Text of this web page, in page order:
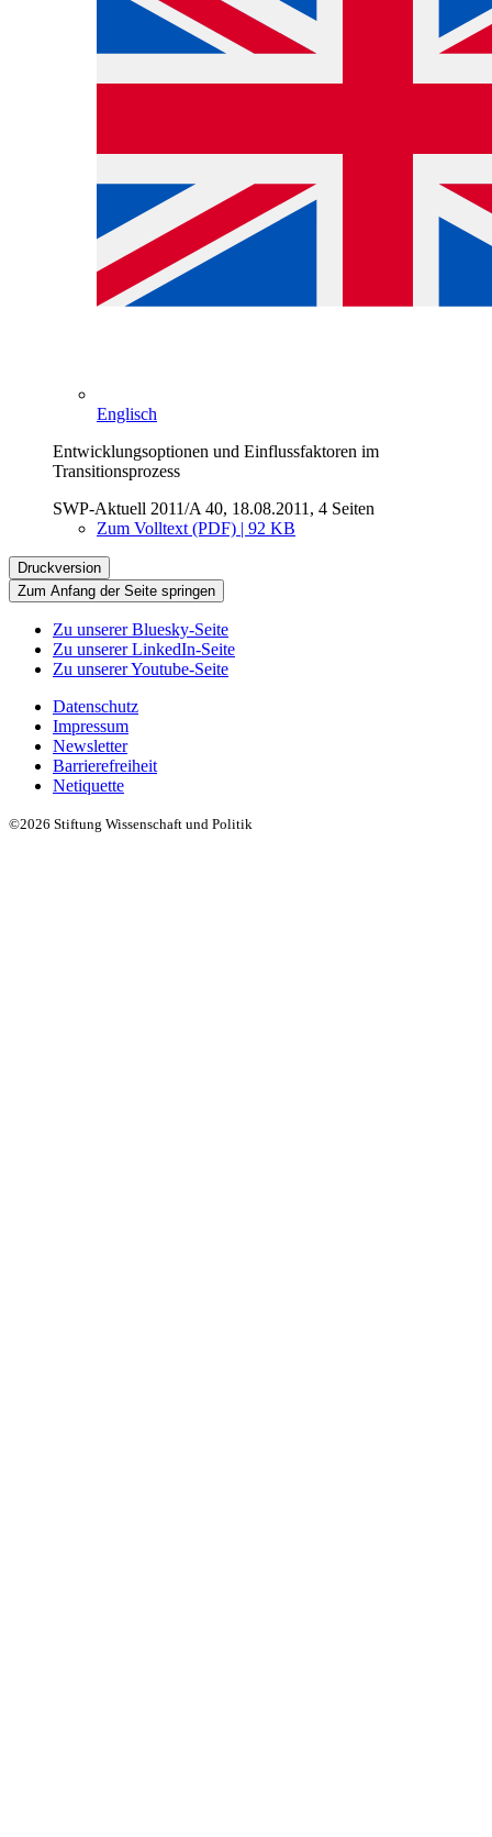
Englisch
Entwicklungsoptionen und Einflussfaktoren im
Transitionsprozess
SWP-Aktuell 2011/A 40, 18.08.2011, 4 Seiten
Zum Volltext (PDF) | 92 KB
Druckversion
Zum Anfang der Seite springen
Zu unserer Bluesky-Seite
Zu unserer LinkedIn-Seite
Zu unserer Youtube-Seite
Datenschutz
Impressum
Newsletter
Barrierefreiheit
Netiquette
©2026 Stiftung Wissenschaft und Politik